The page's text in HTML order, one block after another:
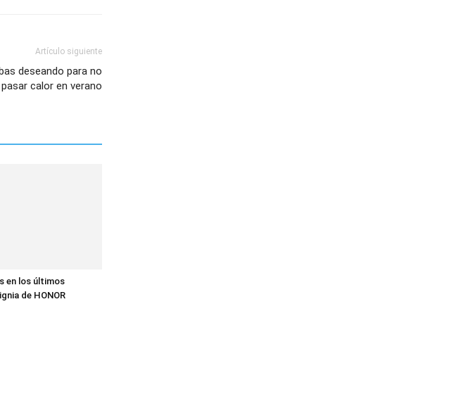
Artículo siguiente
deseando para no
pasar calor en verano
en los últimos
de HONOR